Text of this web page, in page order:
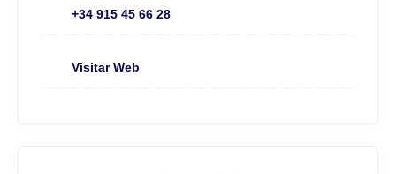
+34 915 45 66 28
Visitar Web